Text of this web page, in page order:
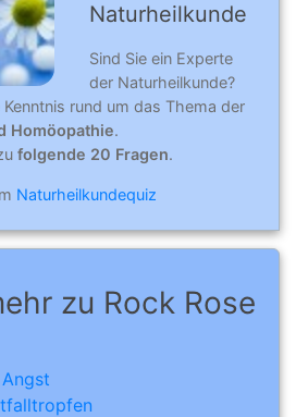
Naturheilkunde
Sind Sie ein Experte
der Naturheilkunde?
rund um das Thema der
Homöopathie.
folgende 20 Fragen.
Naturheilkundequiz
zu Rock Rose